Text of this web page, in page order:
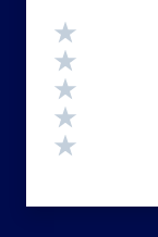
Valutazione